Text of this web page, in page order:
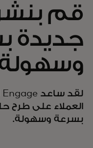
قم
جديدة
العملاء على طرح
بسرعة وسهولة.